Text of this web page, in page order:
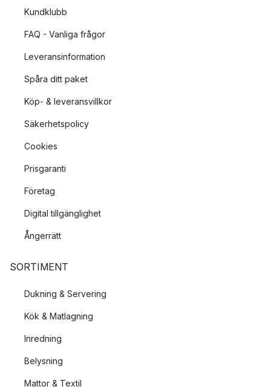
Kundklubb
FAQ - Vanliga frågor
Leveransinformation
Spåra ditt paket
Köp- & leveransvillkor
Säkerhetspolicy
Cookies
Prisgaranti
Företag
Digital tillgänglighet
Ångerrätt
SORTIMENT
Dukning & Servering
Kök & Matlagning
Inredning
Belysning
Mattor & Textil